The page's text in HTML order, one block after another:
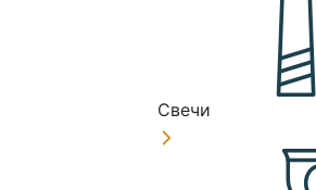
Свечи